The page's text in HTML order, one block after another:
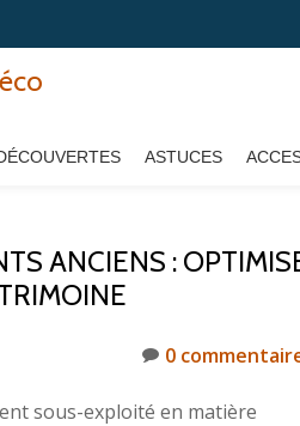
ASTUCES
ANCIENS :
0
sous-exploité en matière